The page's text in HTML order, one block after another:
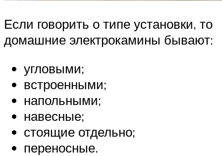
Если говорить о типе установки, то
домашние электрокамины бывают:
угловыми;
встроенными;
напольными;
навесные;
стоящие отдельно;
переносные.